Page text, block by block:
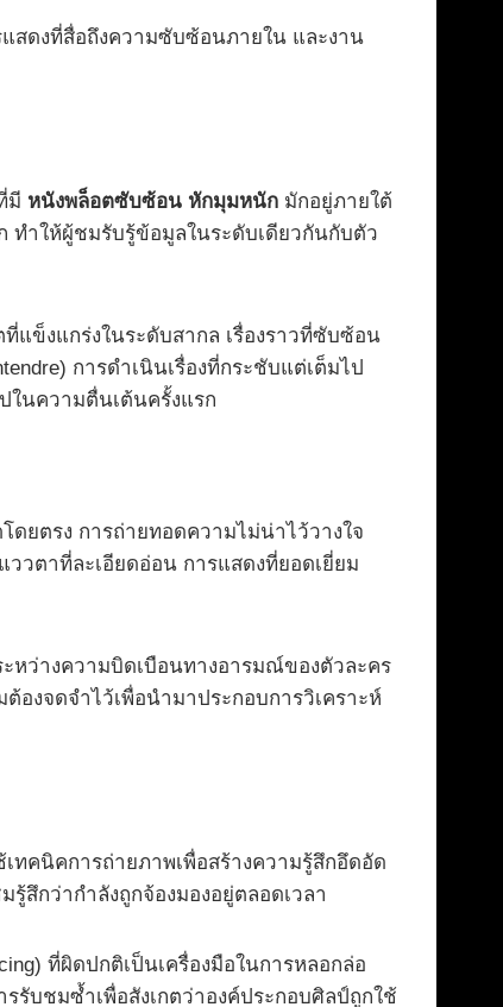
สดงที่สื่อถึงความซับซ้อนภายใน และงาน
มี หนังพล็อตซับซ้อน หักมุมหนัก มักอยู่ภายใต้
ทำให้ผู้ชมรับรู้ข้อมูลในระดับเดียวกันกับตัว
แข็งแกร่งในระดับสากล เรื่องราวที่ซับซ้อน
การดำเนินเรื่องที่กระชับแต่เต็มไป
ในความตื่นเต้นครั้งแรก
ยตรง การถ่ายทอดความไม่น่าไว้วางใจ
วตาที่ละเอียดอ่อน การแสดงที่ยอดเยี่ยม
หว่างความบิดเบือนทางอารมณ์ของตัวละคร
องจดจำไว้เพื่อนำมาประกอบการวิเคราะห์
ทคนิคการถ่ายภาพเพื่อสร้างความรู้สึกอึดอัด
สึกว่ากำลังถูกจ้องมองอยู่ตลอดเวลา
ที่ผิดปกติเป็นเครื่องมือในการหลอกล่อ
รับชมซ้ำเพื่อสังเกตว่าองค์ประกอบศิลป์ถูกใช้